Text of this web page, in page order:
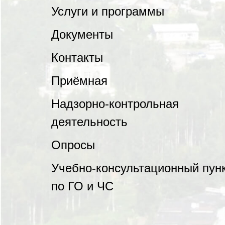
Услуги и программы
Документы
Контакты
Приёмная
Надзорно-контрольная
деятельность
Опросы
Учебно-консультационный
по ГО и ЧС